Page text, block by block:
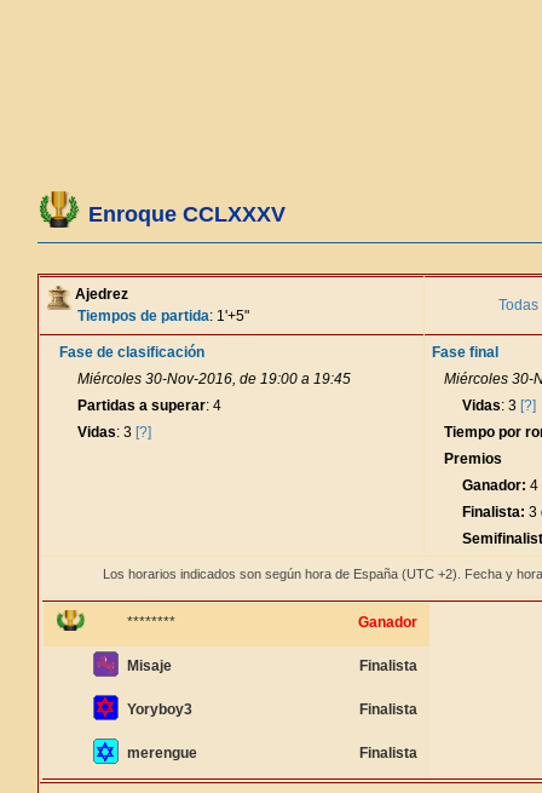
Enroque CCLXXXV
Ajedrez
Tiempos de partida: 1'+5"
Fase de clasificación
Miércoles 30-Nov-2016, de 19:00 a 19:45
Partidas a superar: 4
Vidas: 3 [?]
Fase final
Miércoles 30-
Vidas: 3 [?]
Tiempo por
Premios
Ganador: 4
Finalista: 3
Los horarios indicados son según hora de España (UTC +2). Fecha y
******** Ganador
Misaje Finalista
Yoryboy3 Finalista
merengue Finalista